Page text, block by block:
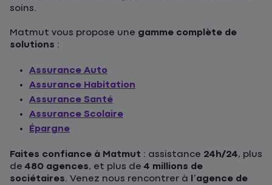
soins.
Matmut vous propose une gamme complète de
solutions :
Assurance Auto
Assurance Habitation
Assurance Santé
Assurance Scolaire
Épargne
Faites confiance à Matmut : assistance 24h/24, plus
de 480 agences, et plus de 4 millions de
sociétaires. Venez nous rencontrer à l’agence de